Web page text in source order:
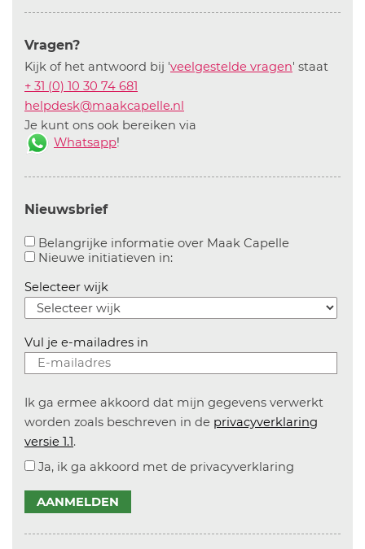
Vragen?
Kijk of het antwoord bij 'veelgestelde vragen' staat
+ 31 (0) 10 30 74 681
helpdesk@maakcapelle.nl
Je kunt ons ook bereiken via
Whatsapp!
Nieuwsbrief
Belangrijke informatie over Maak CapelleAanvinken
Nieuwe initiatieven in:Aanvinken om informatie over
Selecteer wijk
Vul je e-mailadres in
Ik ga ermee akkoord dat mijn gegevens verwerkt
worden zoals beschreven in de privacyverklaring
versie 1.1.
Ja, ik ga akkoord met de privacyverklaring
AANMELDEN